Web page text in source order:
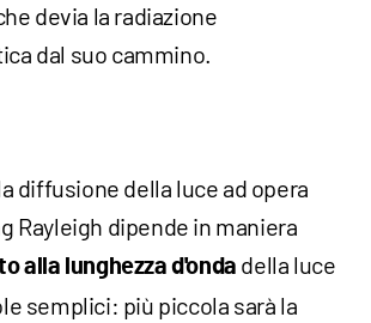
devia la radiazione
dal suo cammino.
diffusione della luce ad opera
Rayleigh dipende in maniera
alla lunghezza d'onda della luce
semplici: più piccola sarà la